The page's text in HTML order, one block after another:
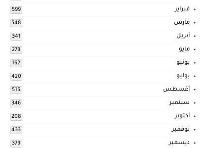
فبراير 599
مارس 548
أبريل 341
مايو 273
يونيو 162
يوليو 420
أغسطس 515
سبتمبر 346
أكتوبر 208
نوفمبر 433
ديسمبر 379